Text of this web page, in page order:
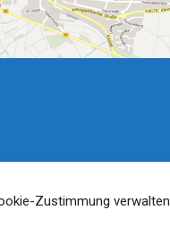
Zustimmung verwalten